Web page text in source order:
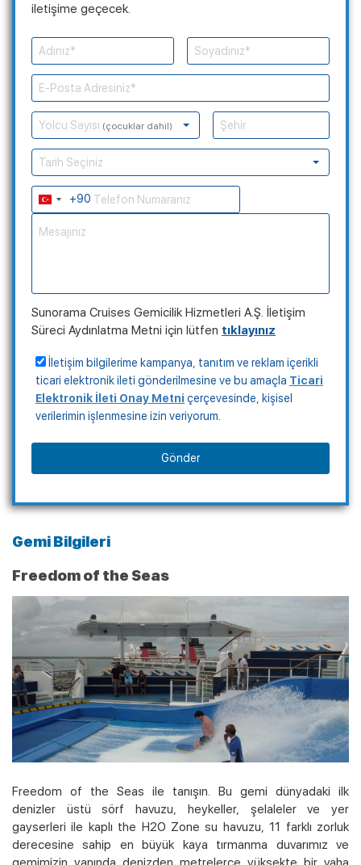
iletişime geçecek.
Yolcu Sayısı (çocuklar dahil)
Tarih Seçiniz
Turkey+90
Sunorama Cruises Gemicilik Hizmetleri A.Ş. İletişim
Süreci Aydınlatma Metni için lütfen tıklayınız
İletişim bilgilerime kampanya, tanıtım ve reklam içerikli
ticari elektronik ileti gönderilmesine ve bu amaçla Ticari
Elektronik İleti Onay Metni çerçevesinde, kişisel
verilerimin işlenmesine izin veriyorum.
Gönder
Gemi Bilgileri
Freedom of the Seas
Freedom of the Seas ile tanışın. Bu gemi dünyadaki ilk
denizler üstü sörf havuzu, heykeller, şelaleler ve yer
gayserleri ile kaplı the H2O Zone su havuzu, 11 farklı zorluk
derecesine sahip en büyük kaya tırmanma duvarımız ve